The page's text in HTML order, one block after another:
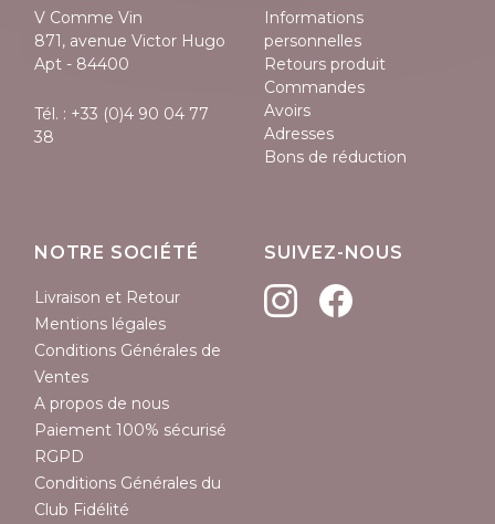
V Comme Vin
871, avenue Victor Hugo
Apt - 84400
Tél. : +33 (0)4 90 04 77
38
Informations
personnelles
Retours produit
Commandes
Avoirs
Adresses
Bons de réduction
NOTRE SOCIÉTÉ
Livraison et Retour
Mentions légales
Conditions Générales de
Ventes
A propos de nous
Paiement 100% sécurisé
RGPD
Conditions Générales du
Club Fidélité
SUIVEZ-NOUS